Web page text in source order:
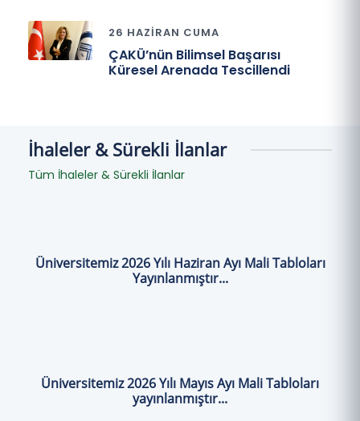
26 HAZIRAN CUMA
ÇAKÜ’nün Bilimsel Başarısı
Küresel Arenada Tescillendi
İhaleler & Sürekli İlanlar
Tüm İhaleler & Sürekli İlanlar
Üniversitemiz 2026 Yılı Haziran Ayı Mali Tabloları
Yayınlanmıştır...
Üniversitemiz 2026 Yılı Mayıs Ayı Mali Tabloları
yayınlanmıştır...